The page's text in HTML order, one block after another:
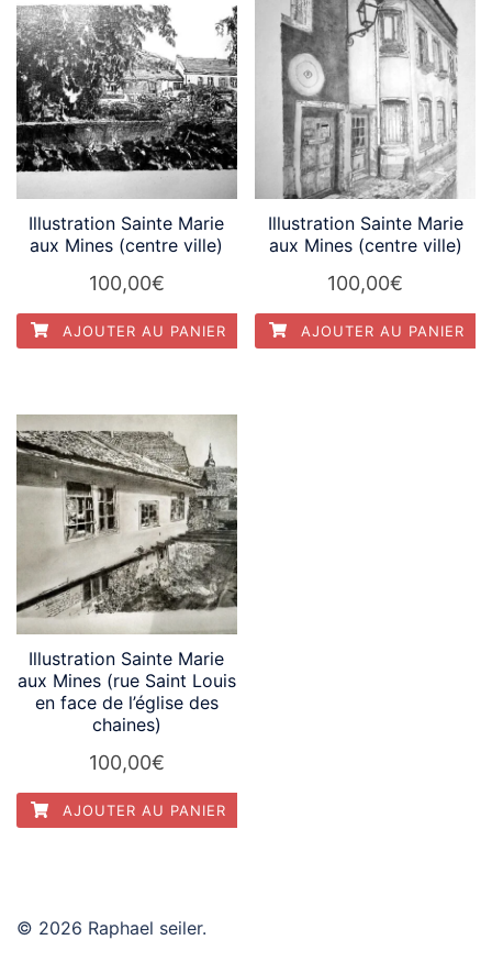
Illustration Sainte Marie
aux Mines (centre ville)
100,00€
AJOUTER AU PANIER
Illustration Sainte Marie
aux Mines (centre ville)
100,00€
AJOUTER AU PANIER
Illustration Sainte Marie
aux Mines (rue Saint Louis
en face de l’église des
chaines)
100,00€
AJOUTER AU PANIER
© 2026 Raphael seiler.